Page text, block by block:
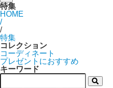
特集
HOME
/
特集
コレクション
コーディネート
プレゼントにおすすめ
キーワード